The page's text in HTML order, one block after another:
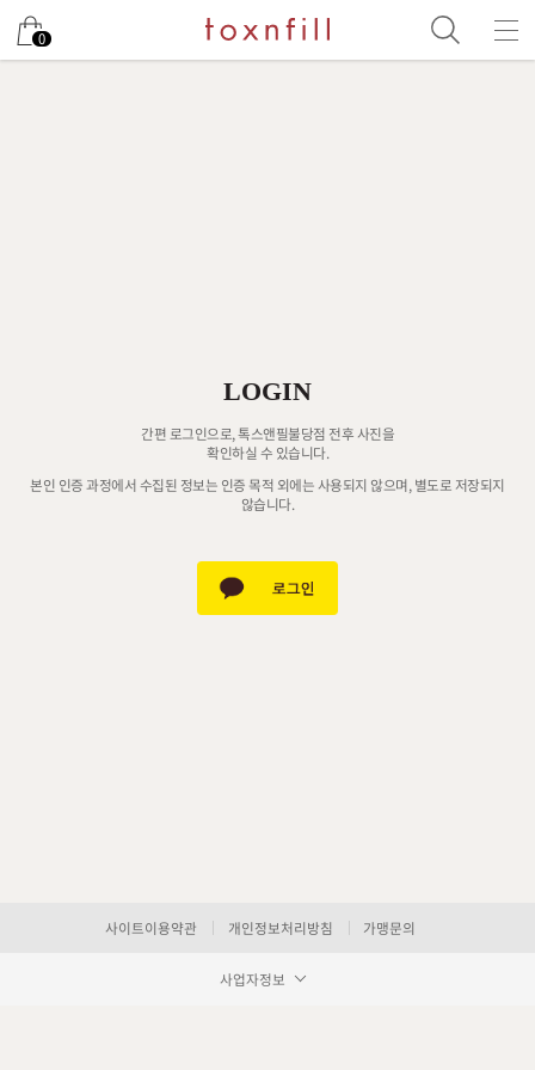
0
LOGIN
간편 로그인으로, 톡스앤필불당점 전후 사진을
확인하실 수 있습니다.
본인 인증 과정에서 수집된 정보는 인증 목적 외에는 사용되지 않으며, 별도로 저장되지
않습니다.
사이트이용약관 개인정보처리방침 가맹문의
사업자정보